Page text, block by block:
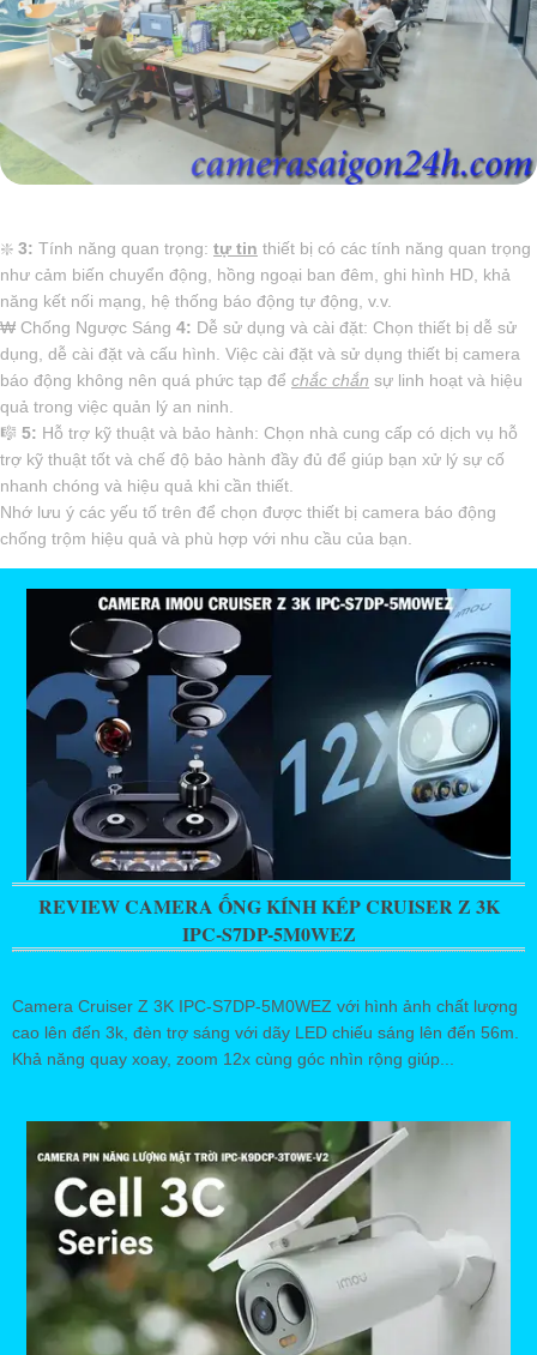
❇️ 3: Tính năng quan trọng: tự tin thiết bị có các tính năng quan trọng
như cảm biến chuyển động, hồng ngoại ban đêm, ghi hình HD, khả
năng kết nối mạng, hệ thống báo động tự động, v.v.
₩ Chống Ngược Sáng 4: Dễ sử dụng và cài đặt: Chọn thiết bị dễ sử
dụng, dễ cài đặt và cấu hình. Việc cài đặt và sử dụng thiết bị camera
báo động không nên quá phức tạp để chắc chắn sự linh hoạt và hiệu
quả trong việc quản lý an ninh.
🎼️ 5: Hỗ trợ kỹ thuật và bảo hành: Chọn nhà cung cấp có dịch vụ hỗ
trợ kỹ thuật tốt và chế độ bảo hành đầy đủ để giúp bạn xử lý sự cố
nhanh chóng và hiệu quả khi cần thiết.
Nhớ lưu ý các yếu tố trên để chọn được thiết bị camera báo động
chống trộm hiệu quả và phù hợp với nhu cầu của bạn.
REVIEW CAMERA ỐNG KÍNH KÉP CRUISER Z 3K
IPC-S7DP-5M0WEZ
Camera Cruiser Z 3K IPC-S7DP-5M0WEZ với hình ảnh chất lượng
cao lên đến 3k, đèn trợ sáng với dãy LED chiếu sáng lên đến 56m.
Khả năng quay xoay, zoom 12x cùng góc nhìn rộng giúp...